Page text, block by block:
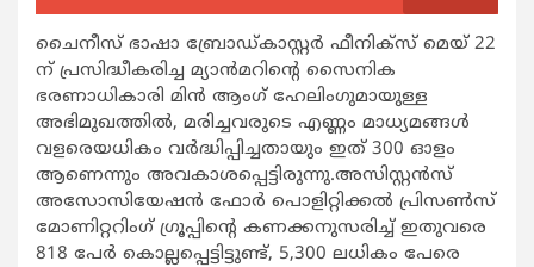
ചൈനീസ് ഭാഷാ ബ്രോഡ്കാസ്റ്റര്‍ ഫീനിക്സ് മെയ് 22
ന് പ്രസിദ്ധീകരിച്ച മ്യാന്‍മറിന്‍റെ സൈനിക
ഭരണാധികാരി മിന്‍ ആംഗ് ഹേലിംഗുമായുള്ള
അഭിമുഖത്തില്‍, മരിച്ചവരുടെ എണ്ണം മാധ്യമങ്ങള്‍
വളരെയധികം വര്‍ദ്ധിപ്പിച്ചതായും ഇത് 300 ഓളം
ആണെന്നും അവകാശപ്പെട്ടിരുന്നു.അസിസ്റ്റന്‍സ്
അസോസിയേഷന്‍ ഫോര്‍ പൊളിറ്റിക്കല്‍ പ്രിസണ്‍സ്
മോണിറ്ററിംഗ് ഗ്രൂപ്പിന്‍റെ കണക്കനുസരിച്ച് ഇതുവരെ
818 പേര്‍ കൊല്ലപ്പെട്ടിട്ടുണ്ട്, 5,300 ലധികം പേരെ